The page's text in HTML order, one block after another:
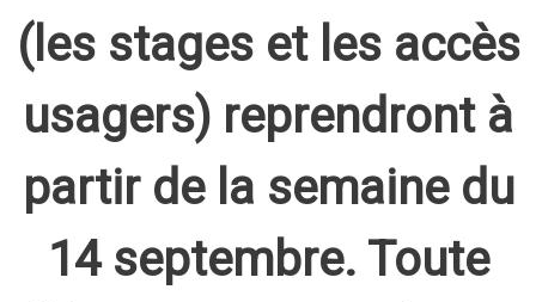
(les stages et les accès
usagers) reprendront à
partir de la semaine du
14 septembre. Toute